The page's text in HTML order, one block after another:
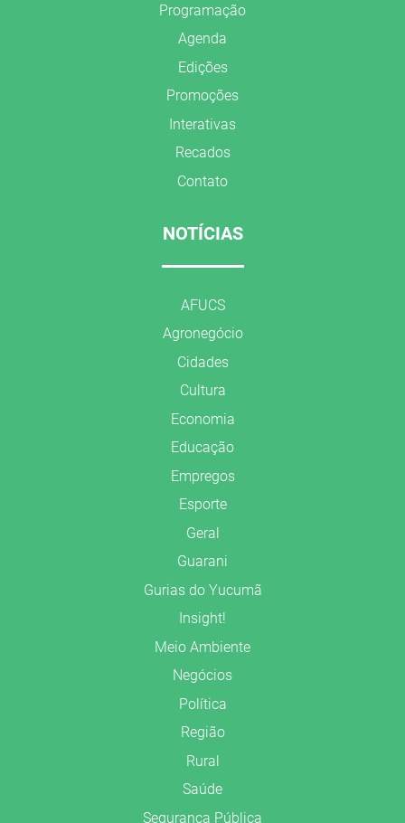
Programação
Agenda
Edições
Promoções
Interativas
Recados
Contato
NOTÍCIAS
AFUCS
Agronegócio
Cidades
Cultura
Economia
Educação
Empregos
Esporte
Geral
Guarani
Gurias do Yucumã
Insight!
Meio Ambiente
Negócios
Política
Região
Rural
Saúde
Segurança Pública